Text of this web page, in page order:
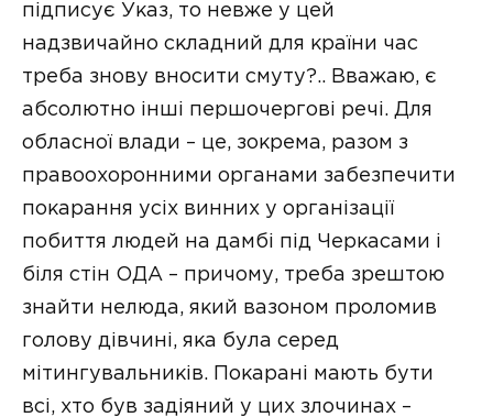
підписує Указ, то невже у цей
надзвичайно складний для країни час
треба знову вносити смуту?.. Вважаю, є
абсолютно інші першочергові речі. Для
обласної влади – це, зокрема, разом з
правоохоронними органами забезпечити
покарання усіх винних у організації
побиття людей на дамбі під Черкасами і
біля стін ОДА – причому, треба зрештою
знайти нелюда, який вазоном проломив
голову дівчині, яка була серед
мітингувальників. Покарані мають бути
всі, хто був задіяний у цих злочинах –